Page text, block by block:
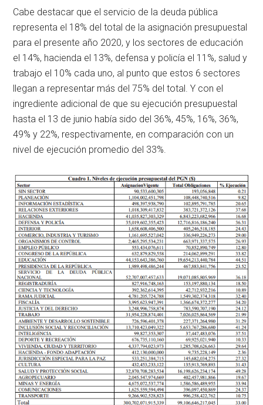
Cabe destacar que el servicio de la deuda pública
representa el 18% del total de la asignación presupuestal
para el presente año 2020, y los sectores de educación
el 14%, hacienda el 13%, defensa y policía el 11%, salud y
trabajo el 10% cada uno, al punto que estos 6 sectores
llegan a representar más del 75% del total. Y con el
ingrediente adicional de que su ejecución presupuestal
hasta el 13 de junio había sido del 36%, 45%, 16%, 36%,
49% y 22%, respectivamente, en comparación con un
nivel de ejecución promedio del 33%.